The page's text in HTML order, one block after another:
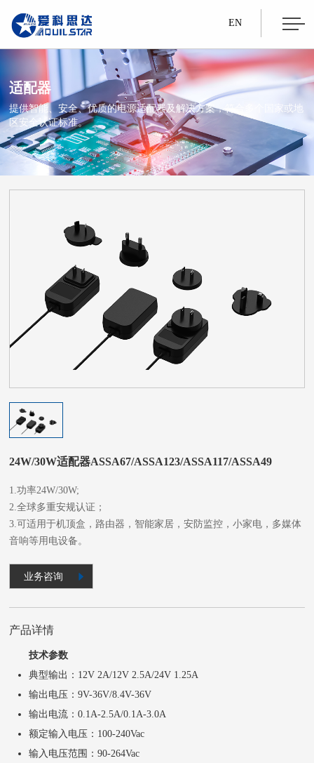
EN
适配器
提供智能、安全、优质的电源适配器及解决方案，符合多个国家或地
区安全认证标准。
24W/30W适配器ASSA67/ASSA123/ASSA117/ASSA49
1.功率24W/30W;
2.全球多重安规认证；
3.可适用于机顶盒，路由器，智能家居，安防监控，小家电，多媒体
音响等用电设备。
业务咨询
产品详情
技术参数
典型输出：12V 2A/12V 2.5A/24V 1.25A
输出电压：9V-36V/8.4V-36V
输出电流：0.1A-2.5A/0.1A-3.0A
额定输入电压：100-240Vac
输入电压范围：90-264Vac